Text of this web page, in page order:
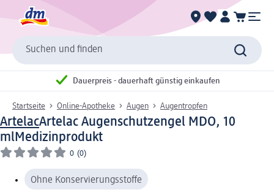
Suchen und finden
Dauerpreis - dauerhaft günstig einkaufen
Startseite Online-Apotheke Augen Augentropfen
ArtelacArtelac Augenschutzengel MDO, 10
mlMedizinprodukt
0 (0)
Ohne Konservierungsstoffe